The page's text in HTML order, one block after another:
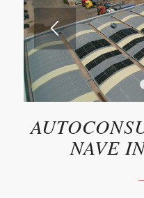
NAVE